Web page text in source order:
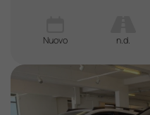
Nuovo n.d.